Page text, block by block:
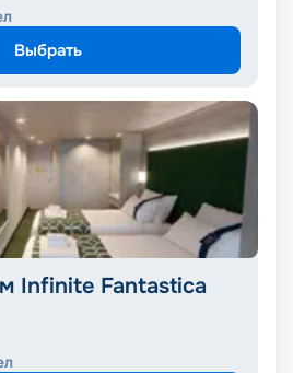
Выбрать
Infinite Fantastica